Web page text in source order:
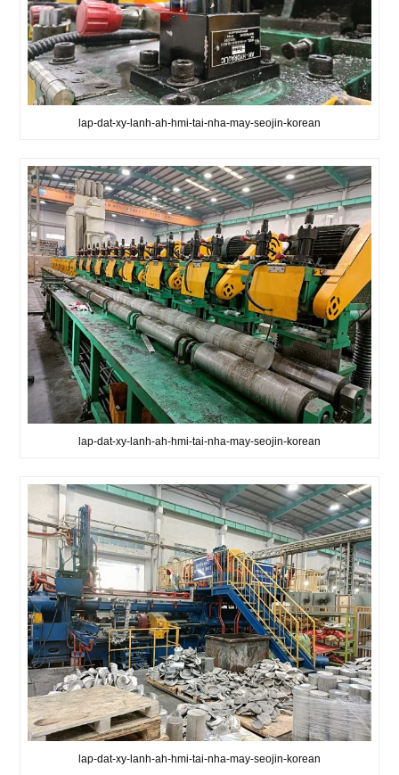
lap-dat-xy-lanh-ah-hmi-tai-nha-may-seojin-korean
lap-dat-xy-lanh-ah-hmi-tai-nha-may-seojin-korean
lap-dat-xy-lanh-ah-hmi-tai-nha-may-seojin-korean